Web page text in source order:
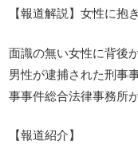
【報道解説】女性に抱
面識の無い女性に背後
男性が逮捕された刑事
事事件総合法律事務所
【報道紹介】